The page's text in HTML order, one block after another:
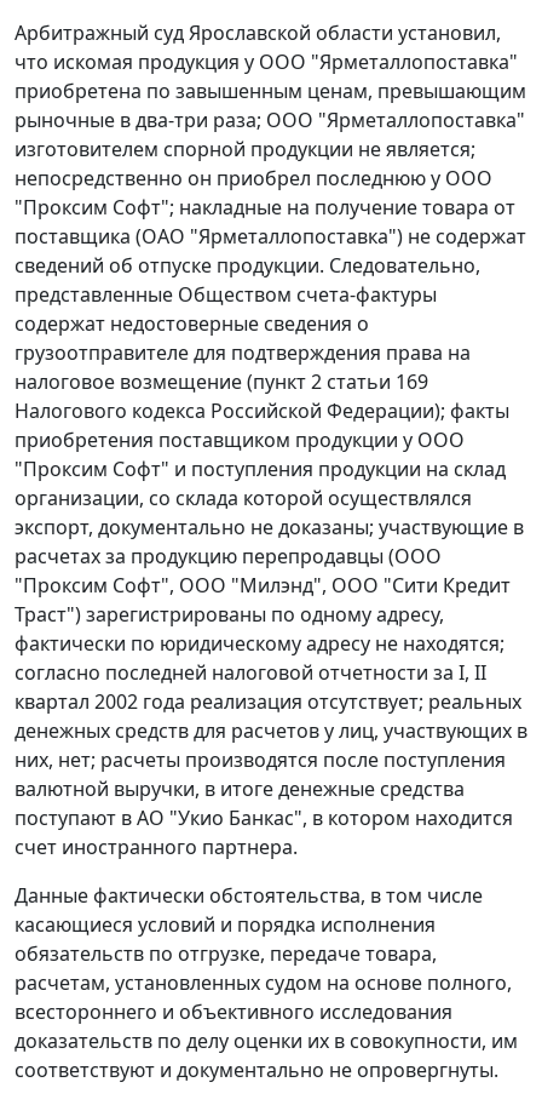
Арбитражный суд Ярославской области установил,
что искомая продукция у ООО "Ярметаллопоставка"
приобретена по завышенным ценам, превышающим
рыночные в два-три раза; ООО "Ярметаллопоставка"
изготовителем спорной продукции не является;
непосредственно он приобрел последнюю у ООО
"Проксим Софт"; накладные на получение товара от
поставщика (ОАО "Ярметаллопоставка") не содержат
сведений об отпуске продукции. Следовательно,
представленные Обществом счета-фактуры
содержат недостоверные сведения о
грузоотправителе для подтверждения права на
налоговое возмещение (пункт 2 статьи 169
Налогового кодекса Российской Федерации); факты
приобретения поставщиком продукции у ООО
"Проксим Софт" и поступления продукции на склад
организации, со склада которой осуществлялся
экспорт, документально не доказаны; участвующие в
расчетах за продукцию перепродавцы (ООО
"Проксим Софт", ООО "Милэнд", ООО "Сити Кредит
Траст") зарегистрированы по одному адресу,
фактически по юридическому адресу не находятся;
согласно последней налоговой отчетности за I, II
квартал 2002 года реализация отсутствует; реальных
денежных средств для расчетов у лиц, участвующих в
них, нет; расчеты производятся после поступления
валютной выручки, в итоге денежные средства
поступают в АО "Укио Банкас", в котором находится
счет иностранного партнера.
Данные фактически обстоятельства, в том числе
касающиеся условий и порядка исполнения
обязательств по отгрузке, передаче товара,
расчетам, установленных судом на основе полного,
всестороннего и объективного исследования
доказательств по делу оценки их в совокупности, им
соответствуют и документально не опровергнуты.